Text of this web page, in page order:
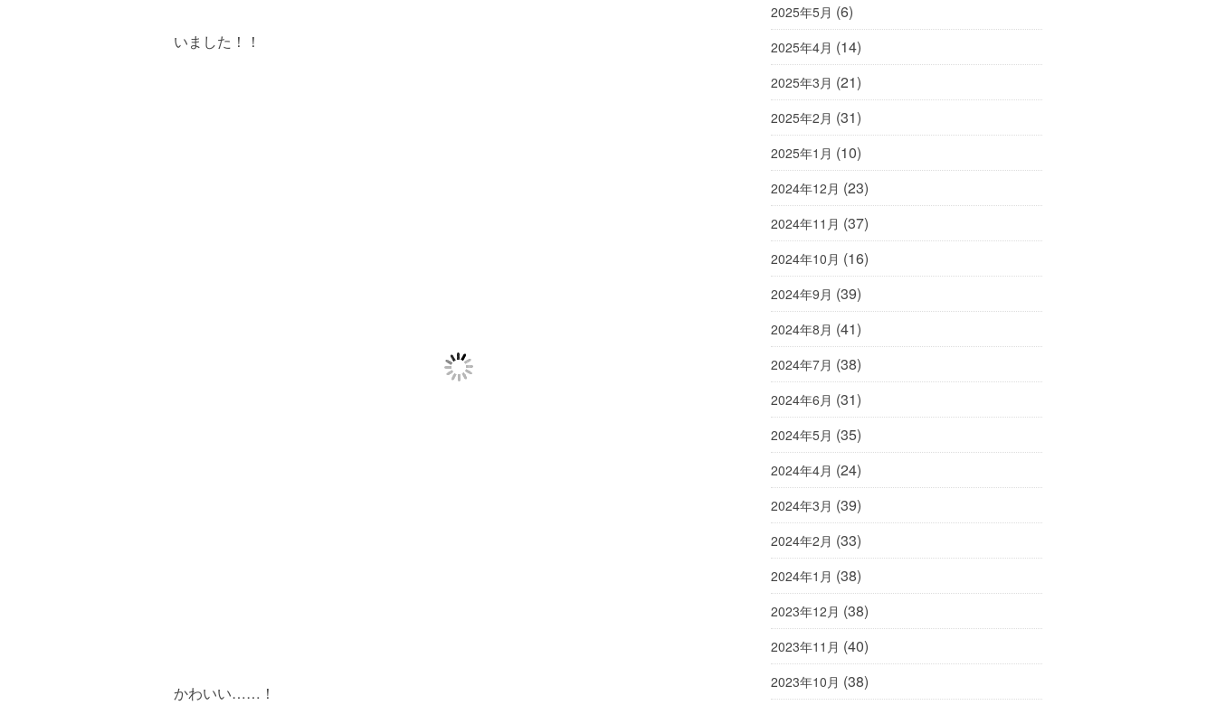
いました！！
かわいい……！
2025年5月 (6)
2025年4月 (14)
2025年3月 (21)
2025年2月 (31)
2025年1月 (10)
2024年12月 (23)
2024年11月 (37)
2024年10月 (16)
2024年9月 (39)
2024年8月 (41)
2024年7月 (38)
2024年6月 (31)
2024年5月 (35)
2024年4月 (24)
2024年3月 (39)
2024年2月 (33)
2024年1月 (38)
2023年12月 (38)
2023年11月 (40)
2023年10月 (38)